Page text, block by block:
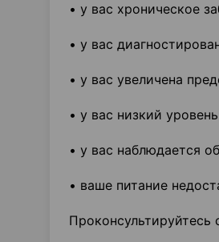
• у вас хроническое
• у вас
• у вас увеличена
• у вас низкий уровень
• у вас наблюдается
• ваше питание